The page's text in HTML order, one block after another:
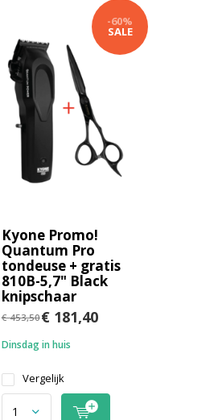
Kyone Promo!
Quantum Pro
tondeuse + gratis
810B-5,7" Black
knipschaar
-60%
SALE
€ 453,50€ 181,40
Dinsdag in huis
Vergelijk